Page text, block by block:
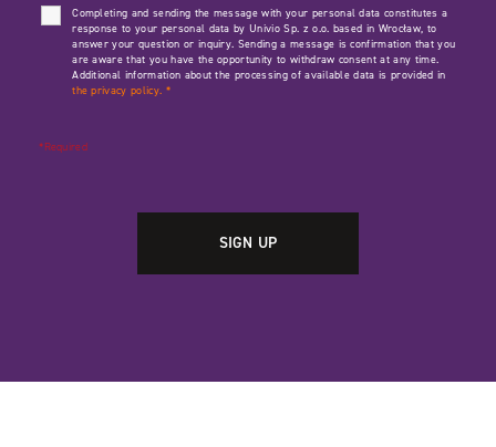
Completing and sending the message with your personal data constitutes a
response to your personal data by Univio Sp. z o.o. based in Wrocław, to
answer your question or inquiry. Sending a message is confirmation that you
are aware that you have the opportunity to withdraw consent at any time.
Additional information about the processing of available data is provided in
the privacy policy. *
*Required